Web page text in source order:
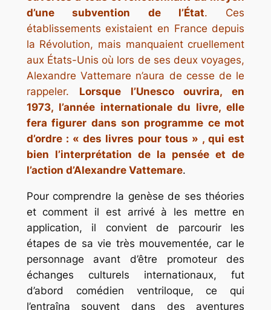
d’une subvention de l’État. Ces
établissements existaient en France depuis
la Révolution, mais manquaient cruellement
aux États-Unis où lors de ses deux voyages,
Alexandre Vattemare n’aura de cesse de le
rappeler.
Lorsque l’Unesco ouvrira, en
1973, l’année internationale du livre, elle
fera figurer dans son programme ce mot
d’ordre : « des livres pour tous » , qui est
bien l’interprétation de la pensée et de
l’action d’Alexandre Vattemare.
Pour comprendre la genèse de ses théories
et comment il est arrivé à les mettre en
application, il convient de parcourir les
étapes de sa vie très mouvementée, car le
personnage avant d’être promoteur des
échanges culturels internationaux, fut
d’abord comédien ventriloque, ce qui
l’entraîna souvent dans des aventures